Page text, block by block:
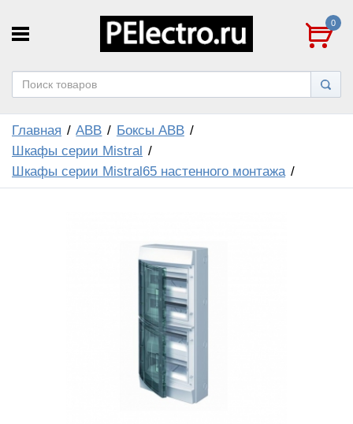
0
Главная ABB
Боксы ABB
Шкафы серии Mistral
Шкафы серии Mistral65 настенного монтажа